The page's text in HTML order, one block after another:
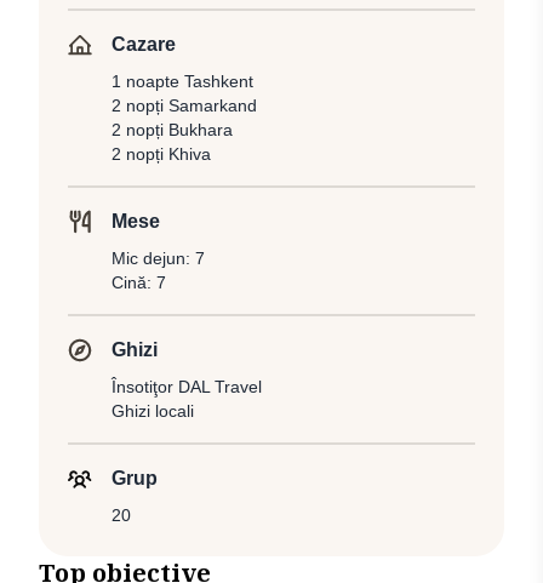
Cazare
1 noapte Tashkent
2 nopți Samarkand
2 nopți Bukhara
2 nopți Khiva
Mese
Mic dejun: 7
Cină: 7
Ghizi
Însotiţor DAL Travel
Ghizi locali
Grup
20
Top obiective